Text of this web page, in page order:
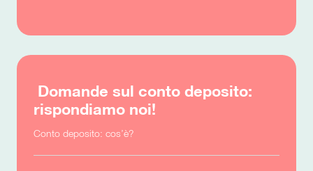
Domande sul conto deposito:
rispondiamo noi!
Conto deposito: cos’è?